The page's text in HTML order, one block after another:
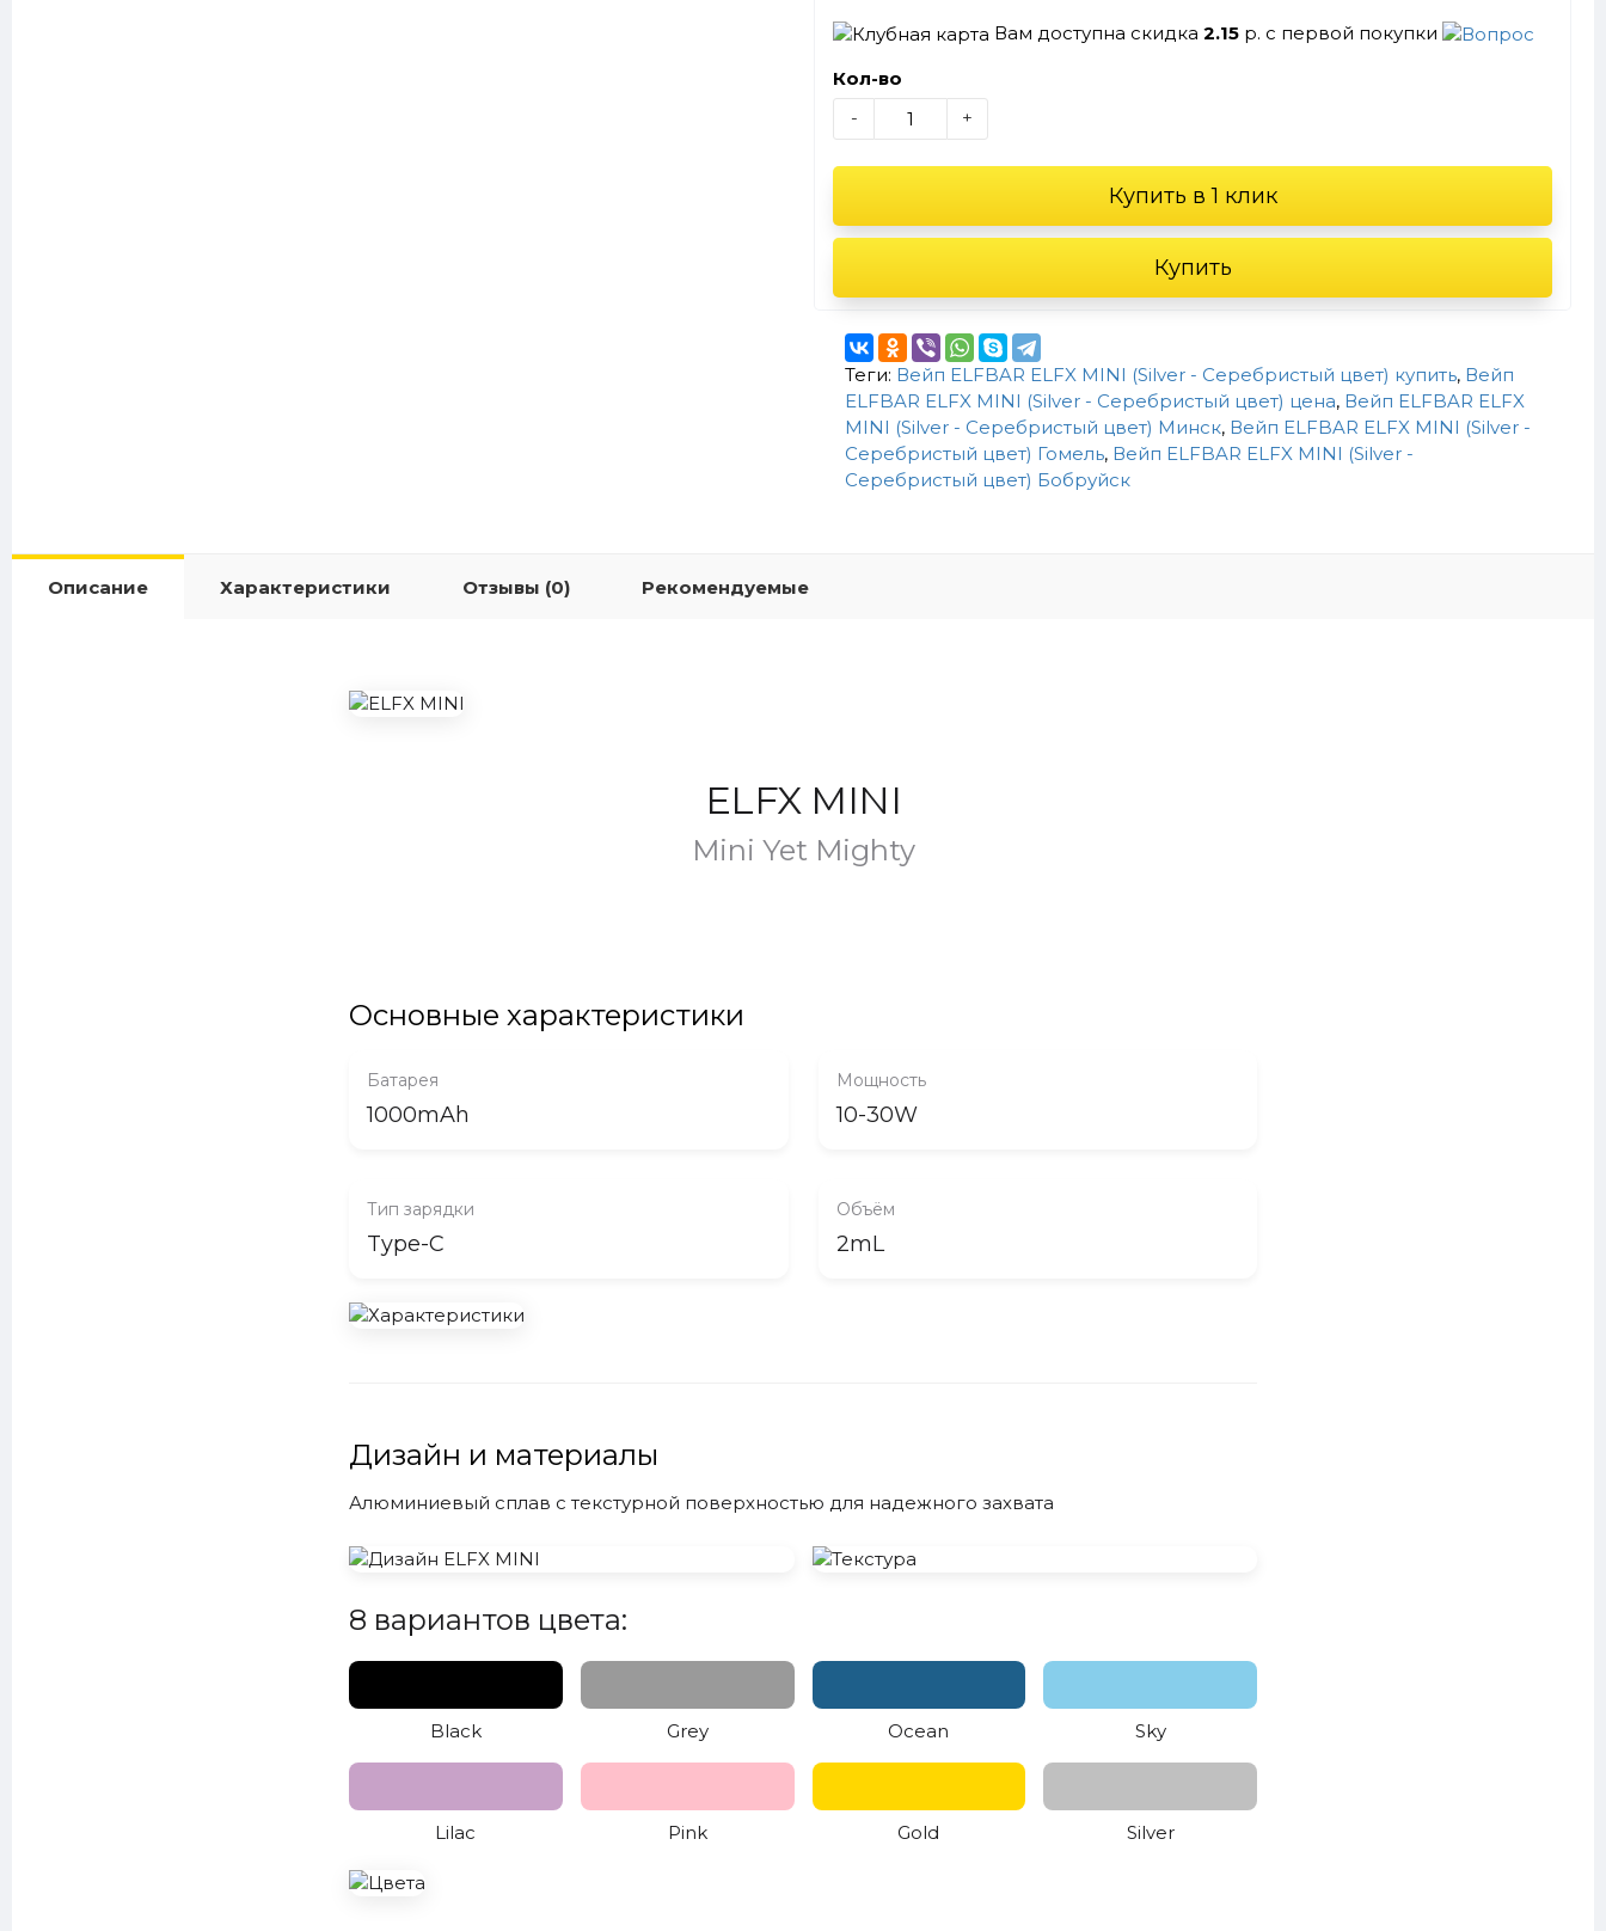
Вам доступна скидка 2.15 р. с первой покупки
Кол-во
-
+
Купить в 1 клик
Купить
Теги: Вейп ELFBAR ELFX MINI (Silver - Серебристый цвет) купить, Вейп
ELFBAR ELFX MINI (Silver - Серебристый цвет) цена, Вейп ELFBAR ELFX
MINI (Silver - Серебристый цвет) Минск, Вейп ELFBAR ELFX MINI (Silver -
Серебристый цвет) Гомель, Вейп ELFBAR ELFX MINI (Silver -
Серебристый цвет) Бобруйск
Описание Характеристики Отзывы (0) Рекомендуемые
ELFX MINI
Mini Yet Mighty
Основные характеристики
Батарея
1000mAh
Мощность
10-30W
Тип зарядки
Type-C
Объём
2mL
Дизайн и материалы
Алюминиевый сплав с текстурной поверхностью для надежного захвата
8 вариантов цвета:
Black Grey Ocean Sky
Lilac Pink Gold Silver